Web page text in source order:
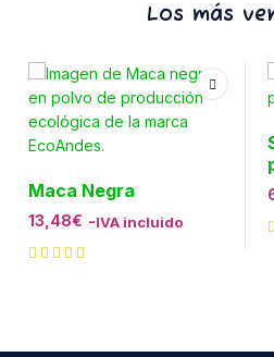
Los más
Maca Negra
13,48€ -IVA incluido